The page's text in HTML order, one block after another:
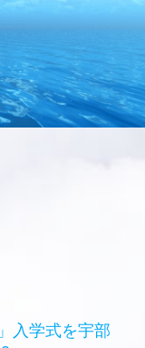
入学式を宇部